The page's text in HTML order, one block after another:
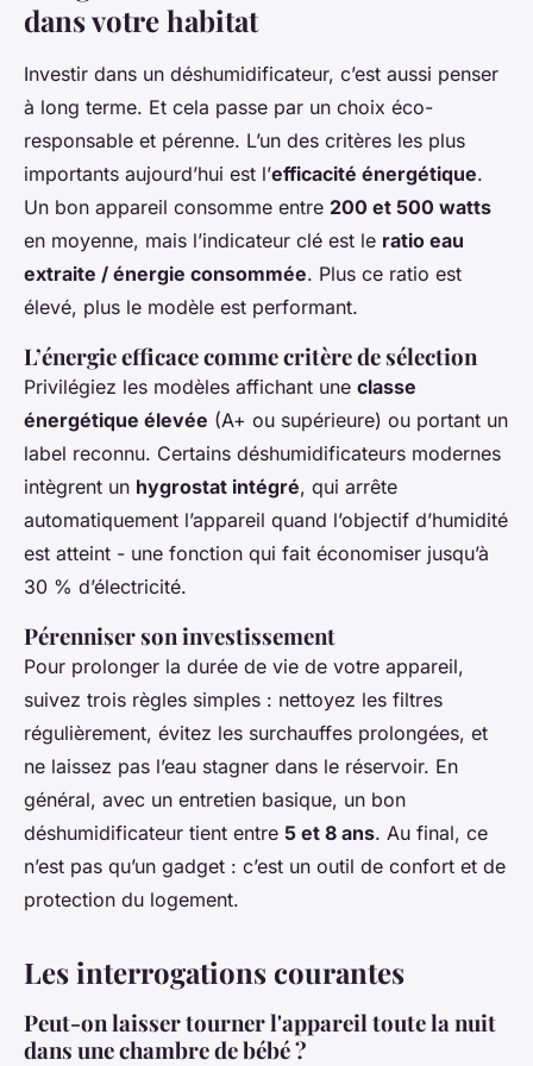
dans votre habitat
Investir dans un déshumidificateur, c’est aussi penser
à long terme. Et cela passe par un choix éco-
responsable et pérenne. L’un des critères les plus
importants aujourd’hui est l’efficacité énergétique.
Un bon appareil consomme entre 200 et 500 watts
en moyenne, mais l’indicateur clé est le ratio eau
extraite / énergie consommée. Plus ce ratio est
élevé, plus le modèle est performant.
L’énergie efficace comme critère de sélection
Privilégiez les modèles affichant une classe
énergétique élevée (A+ ou supérieure) ou portant un
label reconnu. Certains déshumidificateurs modernes
intègrent un hygrostat intégré, qui arrête
automatiquement l’appareil quand l’objectif d’humidité
est atteint - une fonction qui fait économiser jusqu’à
30 % d’électricité.
Pérenniser son investissement
Pour prolonger la durée de vie de votre appareil,
suivez trois règles simples : nettoyez les filtres
régulièrement, évitez les surchauffes prolongées, et
ne laissez pas l’eau stagner dans le réservoir. En
général, avec un entretien basique, un bon
déshumidificateur tient entre 5 et 8 ans. Au final, ce
n’est pas qu’un gadget : c’est un outil de confort et de
protection du logement.
Les interrogations courantes
Peut-on laisser tourner l'appareil toute la nuit
dans une chambre de bébé ?